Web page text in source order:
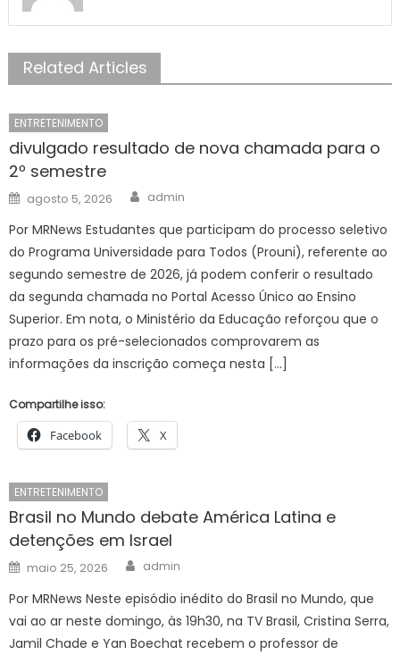
Related Articles
ENTRETENIMENTO
divulgado resultado de nova chamada para o
2º semestre
Posted
on
agosto 5, 2026 Author
admin
Por MRNews Estudantes que participam do processo seletivo
do Programa Universidade para Todos (Prouni), referente ao
segundo semestre de 2026, já podem conferir o resultado
da segunda chamada no Portal Acesso Único ao Ensino
Superior. Em nota, o Ministério da Educação reforçou que o
prazo para os pré-selecionados comprovarem as
informações da inscrição começa nesta […]
Compartilhe isso:
Facebook X
ENTRETENIMENTO
Brasil no Mundo debate América Latina e
detenções em Israel
Posted
on
maio 25, 2026 Author
admin
Por MRNews Neste episódio inédito do Brasil no Mundo, que
vai ao ar neste domingo, às 19h30, na TV Brasil, Cristina Serra,
Jamil Chade e Yan Boechat recebem o professor de